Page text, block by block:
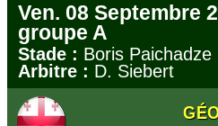
Ven. 08 Septembre
groupe A
Stade : Boris
Arbitre : D. Siebert